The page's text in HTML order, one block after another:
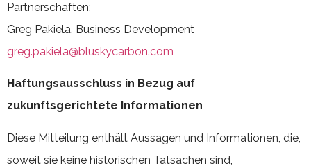
Partnerschaften:
Greg Pakiela, Business Development
greg.pakiela@bluskycarbon.com
Haftungsausschluss in Bezug auf
zukunftsgerichtete Informationen
Diese Mitteilung enthält Aussagen und Informationen, die,
soweit sie keine historischen Tatsachen sind,